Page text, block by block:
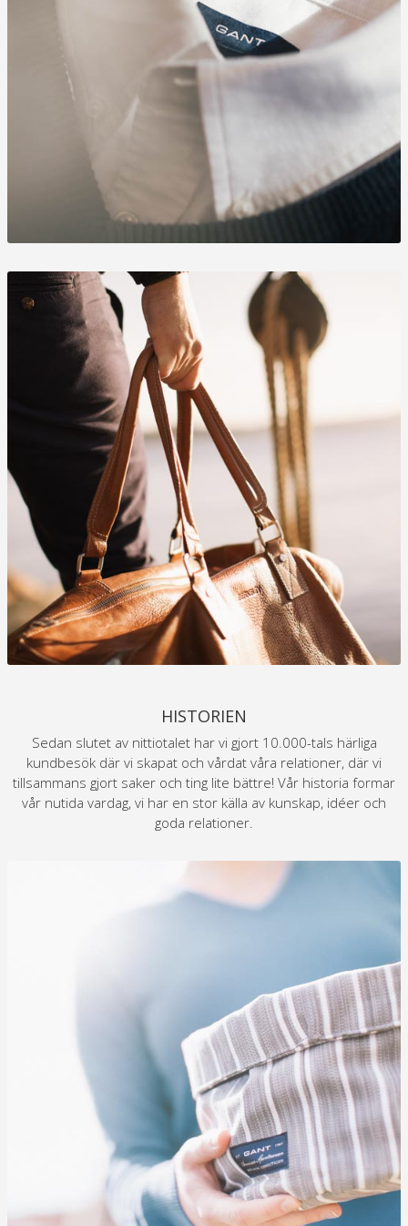
HISTORIEN
Sedan slutet av nittiotalet har vi gjort 10.000-tals härliga
kundbesök där vi skapat och vårdat våra relationer, där vi
tillsammans gjort saker och ting lite bättre! Vår historia formar
vår nutida vardag, vi har en stor källa av kunskap, idéer och
goda relationer.